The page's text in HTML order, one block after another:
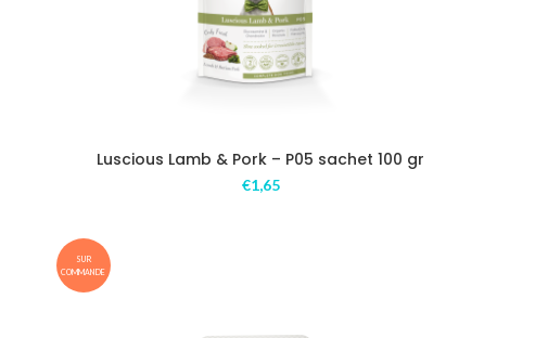
Luscious Lamb & Pork – P05 sachet 100 gr
€1,65
SUR
COMMANDE